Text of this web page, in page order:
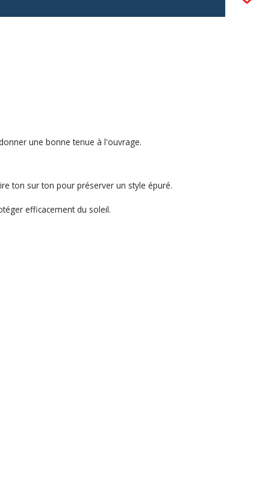
une bonne tenue à l'ouvrage.
ton sur ton pour préserver un style épuré.
efficacement du soleil.